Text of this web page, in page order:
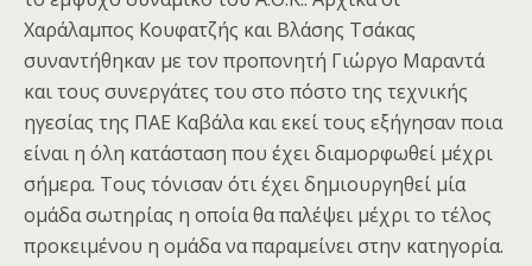
Χαράλαμπος Κουφατζής και Βλάσης Τσάκας
συναντήθηκαν με τον προπονητή Γιώργο Μαραντά
και τους συνεργάτες του στο πόστο της τεχνικής
ηγεσίας της ΠΑΕ Καβάλα και εκεί τους εξήγησαν ποια
είναι η όλη κατάσταση που έχει διαμορφωθεί μέχρι
σήμερα. Τους τόνισαν ότι έχει δημιουργηθεί μία
ομάδα σωτηρίας η οποία θα παλέψει μέχρι το τέλος
προκειμένου η ομάδα να παραμείνει στην κατηγορία.